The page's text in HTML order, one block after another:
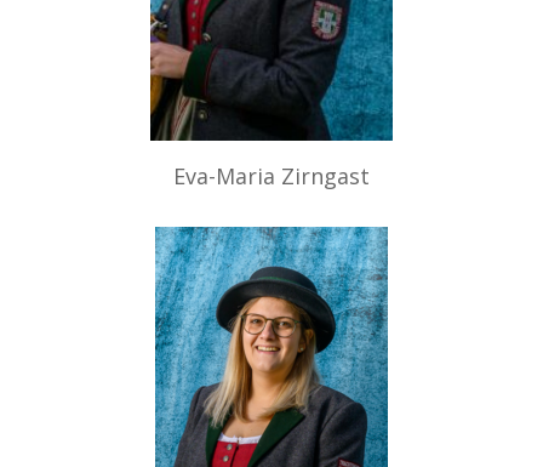
Eva-Maria Zirngast